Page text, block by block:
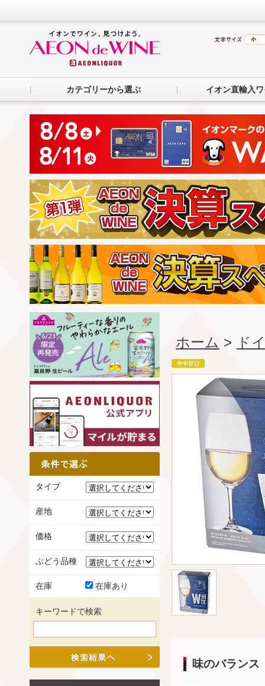
カテゴリーから選ぶ イオン直輸入
ホーム > ド
味のバランス
タイプ
産地
価格
ぶどう品種
在庫 在庫あり
キーワードで検索